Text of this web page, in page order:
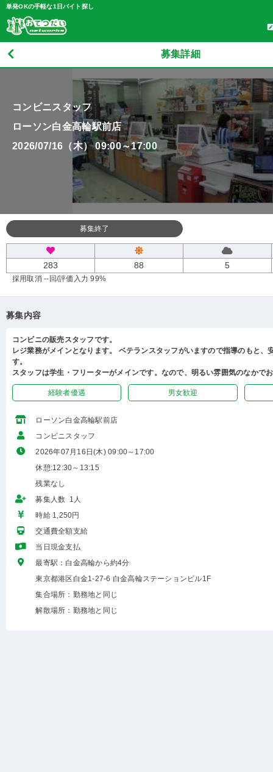
単発OKの手軽な1日バイト探し
募集詳細
コンビニスタッフ
ローソン白金高輪駅前店
2026/07/16（木） 09:00～17:00
募集終了
283 88 5
採用取消 --回/評価入力 99%
募集内容
コンビニの販売スタッフです。
レジ業務がメインとなります。 ベテランスタッフがいますので指導のもと、
す。
スタッフは学生・フリーターがメインです。なので、明るい雰囲気のなかで
経験者優遇 男女歓迎
ローソン白金高輪駅前店
コンビニスタッフ
2026年07月16日(木) 09:00～17:00
休憩:12:30～13:15
残業なし
募集人数 1人
時給 1,250円
交通費全額支給
当日現金支払
最寄駅：白金高輪から約4分
東京都港区白金1-27-6 白金高輪ステーションビル1F
集合場所：勤務地と同じ
解散場所：勤務地と同じ